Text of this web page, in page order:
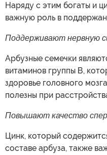
Наряду с этим богаты и
важную роль в
Поддерживают нервную
Арбузные семечки
витаминов группы В,
здоровье головного
полезны при
Повышают качество
Цинк, который
составе арбуза, также